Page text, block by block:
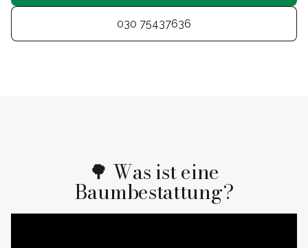
030 75437636
🌳 Was ist eine
Baumbestattung?